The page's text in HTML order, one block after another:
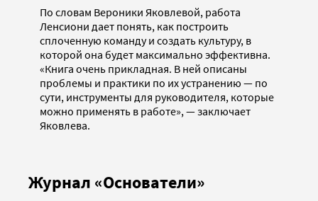
По словам Вероники Яковлевой, работа
Ленсиони дает понять, как построить
сплоченную команду и создать культуру, в
которой она будет максимально эффективна.
«Книга очень прикладная. В ней описаны
проблемы и практики по их устранению — по
сути, инструменты для руководителя, которые
можно применять в работе», — заключает
Яковлева.
Журнал «Основатели»